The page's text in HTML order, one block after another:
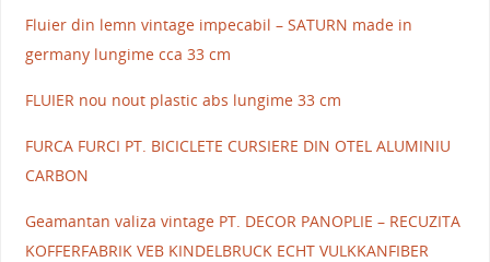
Fluier din lemn vintage impecabil – SATURN made in
germany lungime cca 33 cm
FLUIER nou nout plastic abs lungime 33 cm
FURCA FURCI PT. BICICLETE CURSIERE DIN OTEL ALUMINIU
CARBON
Geamantan valiza vintage PT. DECOR PANOPLIE – RECUZITA
KOFFERFABRIK VEB KINDELBRUCK ECHT VULKKANFIBER